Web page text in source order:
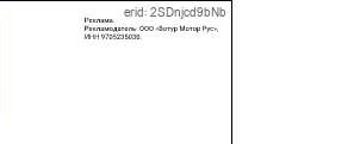
erid: 2SDnjcd9bNb